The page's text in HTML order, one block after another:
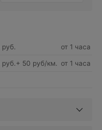
руб. от 1 часа
руб.+ 50 руб/км. от 1 часа